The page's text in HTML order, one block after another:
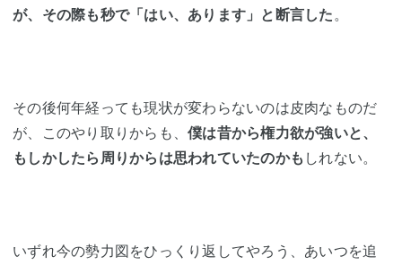
が、その際も秒で「はい、あります」と断言した。
その後何年経っても現状が変わらないのは皮肉なものだ
が、このやり取りからも、 僕は昔から権力欲が強いと、
もしかしたら周りからは思われていたのかも しれない。
いずれ今の勢力図をひっくり返してやろう、あいつを追